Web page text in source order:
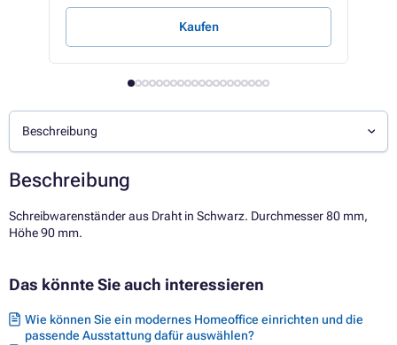
Kaufen
Beschreibung
Beschreibung
Schreibwarenständer aus Draht in Schwarz. Durchmesser 80 mm,
Höhe 90 mm.
Das könnte Sie auch interessieren
Wie können Sie ein modernes Homeoffice einrichten und die
passende Ausstattung dafür auswählen?